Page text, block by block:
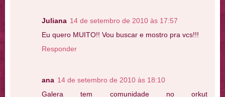
Juliana 14 de setembro de 2010 às 17:57
Eu quero MUITO!! Vou buscar e mostro pra vcs!!!
Responder
ana 14 de setembro de 2010 às 18:10
Galera tem comunidade no orkut